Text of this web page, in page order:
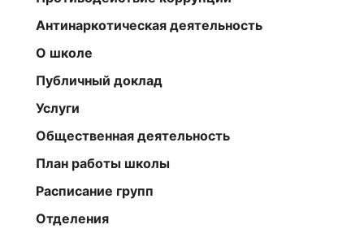
Антинаркотическая деятельность
О школе
Публичный доклад
Услуги
Общественная деятельность
План работы школы
Расписание групп
Отделения